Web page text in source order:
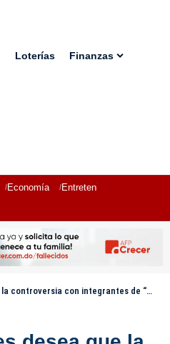
Loterías Finanzas
Economía Entretenimiento
con integrantes de “Juego de Damas” llegue a su final